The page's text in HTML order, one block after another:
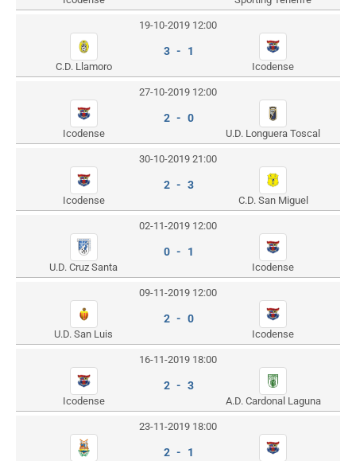
19-10-2019 12:00
C.D. Llamoro
3 - 1
Icodense
27-10-2019 12:00
Icodense
2 - 0
U.D. Longuera Toscal
30-10-2019 21:00
Icodense
2 - 3
C.D. San Miguel
02-11-2019 12:00
U.D. Cruz Santa
0 - 1
Icodense
09-11-2019 12:00
U.D. San Luis
2 - 0
Icodense
16-11-2019 18:00
Icodense
2 - 3
A.D. Cardonal Laguna
23-11-2019 18:00
2 - 1